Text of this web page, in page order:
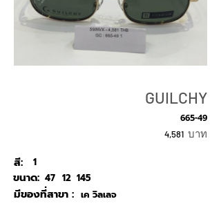
GUILCHY
665-49
4,581 บาท
สี:
1
47
ขนาด: 12 145
เค วิลเลจ
มีของที่สาขา :